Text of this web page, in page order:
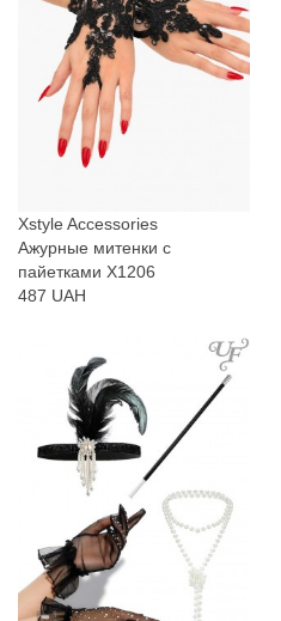
Xstyle Accessories
Ажурные митенки с
пайетками X1206
487 UAH